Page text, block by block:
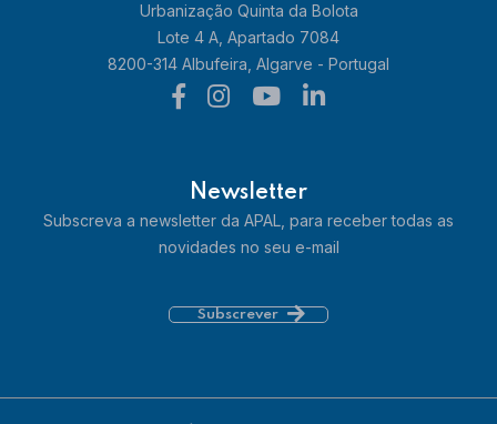
Urbanização Quinta da Bolota
Lote 4 A, Apartado 7084
8200-314 Albufeira, Algarve - Portugal
Newsletter
Subscreva a newsletter da APAL, para receber todas as
novidades no seu e-mail
Subscrever